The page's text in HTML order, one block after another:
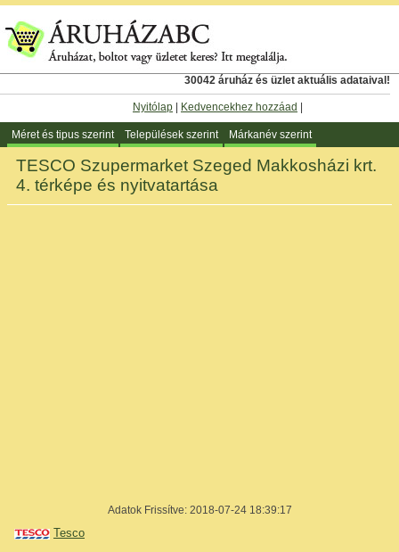
30042 áruház és üzlet aktuális adataival!
Nyitólap Kedvencekhez hozzáad
Méret és tipus szerint Települések szerint Márkanév szerint
TESCO Szupermarket Szeged Makkosházi krt.
4. térképe és nyitvatartása
Adatok Frissítve: 2018-07-24 18:39:17
Tesco